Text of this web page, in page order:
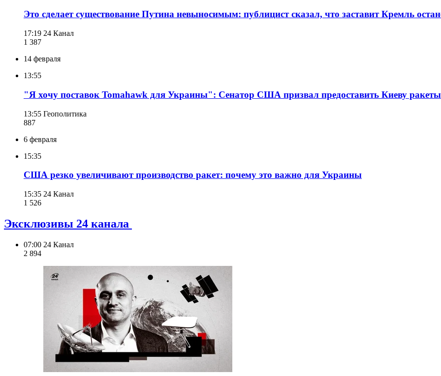
Это сделает существование Путина невыносимым: публицист сказал, что заставит Кремль
17:19 24 Канал
1 387
14 февраля
13:55
"Я хочу поставок Tomahawk для Украины": Сенатор США призвал предоставить Киеву ракеты
13:55 Геополитика
887
6 февраля
15:35
США резко увеличивают производство ракет: почему это важно для Украины
15:35 24 Канал
1 526
Эксклюзивы 24 канала
07:00 24 Канал
2 894